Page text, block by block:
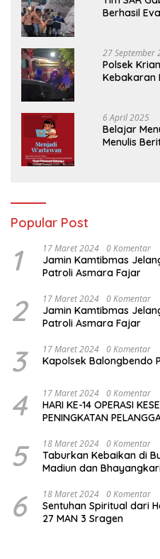
Berhasil
27 September
Polsek
Kebakaran
6 April 2025
Belajar
Menulis
Popular Post
1 17 Maret 2024 0 Komentar
Jamin Kamtibmas
Patroli Asmara Fajar
2 17 Maret 2024 0 Komentar
Jamin Kamtibmas
Patroli Asmara Fajar
3 17 Maret 2024 0 Komentar
Kapolsek Balongbendo
4 17 Maret 2024 0 Komentar
HARI KE-14 OPERASI
PENINGKATAN
5 18 Maret 2024 0 Komentar
Taburkan Kebaikan di
Madiun dan
6 18 Maret 2024 0 Komentar
Sentuhan Spiritual dari
27 MAN 3 Sragen